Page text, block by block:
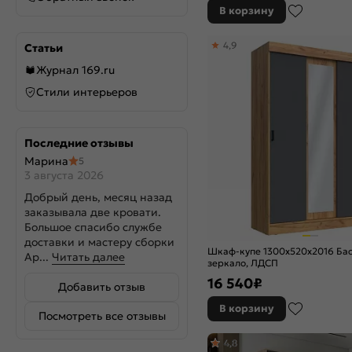
Статьи
Журнал 169.ru
Стили интерьеров
Последние отзывы
Марина
5
3 августа 2026
Добрый день, месяц назад
заказывала две кровати.
Большое спасибо службе
доставки и мастеру сборки
Ар... Читать далее
Добавить отзыв
Посмотреть все отзывы
В корзину
Шкаф-купе 1300x520x2016
зеркало, ЛДСП
4,9
16 540₽
В корзину
4,8